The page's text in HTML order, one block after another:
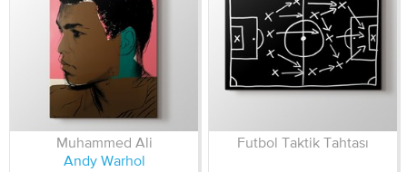
Muhammed Ali
Andy Warhol
Futbol Taktik Tahtası